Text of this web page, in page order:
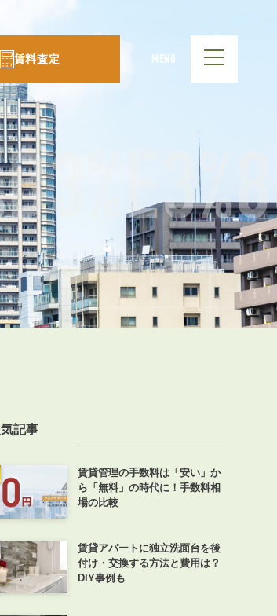
賃料査定 MENU
気記事
賃貸管理の手数料は「安い」か
ら「無料」の時代に！手数料相
場の比較
賃貸アパートに独立洗面台を後
付け・交換する方法と費用は？
DIY事例も